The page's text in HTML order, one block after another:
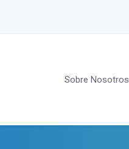
Sobre Nosotros